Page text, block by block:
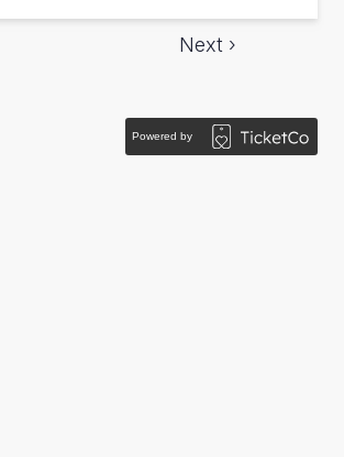
Next ›
Powered by